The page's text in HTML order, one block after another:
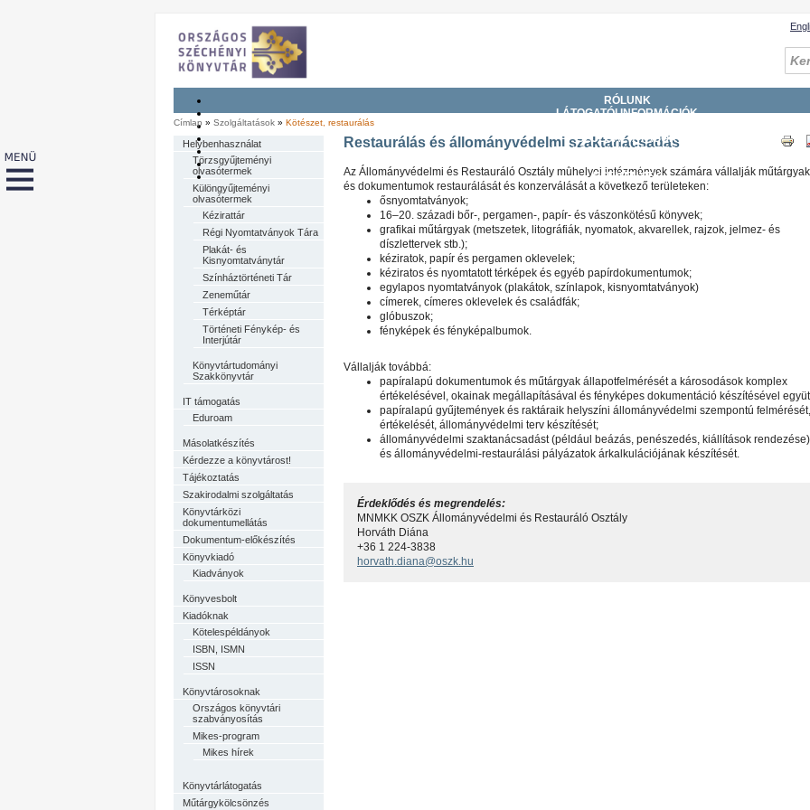
RÓLUNK
LÁTOGATÓI INFORMÁCIÓK
SZOLGÁLTATÁSOK
KATALÓGUSOK, ADATBÁZISOK
DIGITÁLIS KÖNYVTÁR
ESEMÉNYEK
Címlap » Szolgáltatások » Kötészet, restaurálás
Helybenhasználat
Törzsgyűjteményi
olvasótermek
Különgyűjteményi
olvasótermek
Kézirattár
Régi Nyomtatványok Tára
Plakát- és
Kisnyomtatványtár
Színháztörténeti Tár
Zeneműtár
Térképtár
Történeti Fénykép- és
Interjútár
Könyvtártudományi
Szakkönyvtár
IT támogatás
Eduroam
Másolatkészítés
Kérdezze a könyvtárost!
Tájékoztatás
Szakirodalmi szolgáltatás
Könyvtárközi
dokumentumellátás
Dokumentum-előkészítés
Könyvkiadó
Kiadványok
Könyvesbolt
Kiadóknak
Kötelespéldányok
ISBN, ISMN
ISSN
Könyvtárosoknak
Országos könyvtári
szabványosítás
Mikes-program
Mikes hírek
Könyvtárlátogatás
Műtárgykölcsönzés
Restaurálás és állományvédelmi szaktanácsadás
Az Állományvédelmi és Restauráló Osztály műhelyei intézmények számára vállalják műtárgyak
és dokumentumok restaurálását és konzerválását a következő területeken:
ősnyomtatványok;
16–20. századi bőr-, pergamen-, papír- és vászonkötésű könyvek;
grafikai műtárgyak (metszetek, litográfiák, nyomatok, akvarellek, rajzok, jelmez- és
díszlettervek stb.);
kéziratok, papír és pergamen oklevelek;
kéziratos és nyomtatott térképek és egyéb papírdokumentumok;
egylapos nyomtatványok (plakátok, színlapok, kisnyomtatványok)
címerek, címeres oklevelek és családfák;
glóbuszok;
fényképek és fényképalbumok.
Vállalják továbbá:
papíralapú dokumentumok és műtárgyak állapotfelmérését a károsodások komplex
értékelésével, okainak megállapításával és fényképes dokumentáció készítésével
papíralapú gyűjtemények és raktáraik helyszíni állományvédelmi szempontú felmérését,
értékelését, állományvédelmi terv készítését;
állományvédelmi szaktanácsadást (például beázás, penészedés, kiállítások rendezése)
és állományvédelmi-restaurálási pályázatok árkalkulációjának készítését.
Érdeklődés és megrendelés:
MNMKK OSZK Állományvédelmi és Restauráló Osztály
Horváth Diána
+36 1 224-3838
horvath.diana@oszk.hu